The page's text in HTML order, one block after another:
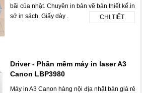
bãi của nhật. Chuyên in bản vẽ bản thiết kế.in
sớ in sách. Giấy dày .
CHI TIẾT
Driver - Phần mềm máy in laser A3
Canon LBP3980
Máy in A3 Canon hàng nội địa nhật bản giá rẻ